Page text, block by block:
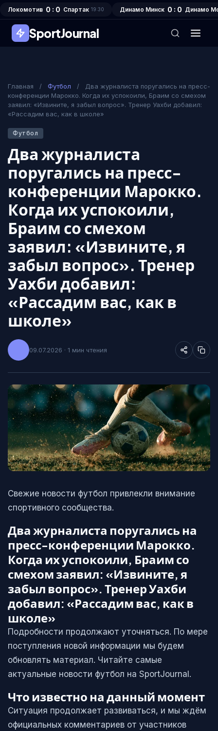
Локомотив 0 : 0 Спартак 19:30 Динамо Минск 0 : 0 Динамо
SportJournal
Главная / Футбол /
Два журналиста поругались на пресс-
конференции Марокко. Когда их успокоили, Браим со смехом
заявил: «Извините, я забыл вопрос». Тренер Уахби добавил:
«Рассадим вас, как в школе»
Футбол
Два журналиста
поругались на пресс-
конференции Марокко.
Когда их успокоили,
Браим со смехом
заявил: «Извините, я
забыл вопрос». Тренер
Уахби добавил:
«Рассадим вас, как в
школе»
09.07.2026 · 1 мин чтения
Свежие новости футбол привлекли внимание
спортивного сообщества.
Два журналиста поругались на
пресс-конференции Марокко.
Когда их успокоили, Браим со
смехом заявил: «Извините, я
забыл вопрос». Тренер Уахби
добавил: «Рассадим вас, как в
школе»
Подробности продолжают уточняться. По мере
поступления новой информации мы будем
обновлять материал. Читайте самые
актуальные новости футбол на SportJournal.
Что известно на данный момент
Ситуация продолжает развиваться, и мы ждём
официальных комментариев от участников